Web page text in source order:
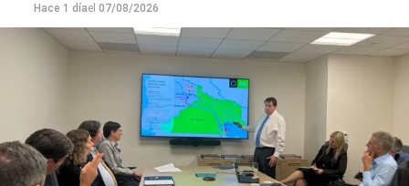
Hace 1 díael 07/08/2026